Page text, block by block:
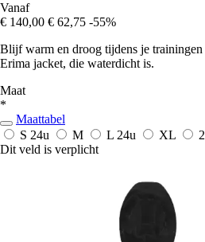
Vanaf
€ 140,00 € 62,75 -55%
Blijf warm en droog tijdens je trainingen
Erima jacket, die waterdicht is.
Maat
*
Maattabel
S 24u M L 24u XL
Dit veld is verplicht